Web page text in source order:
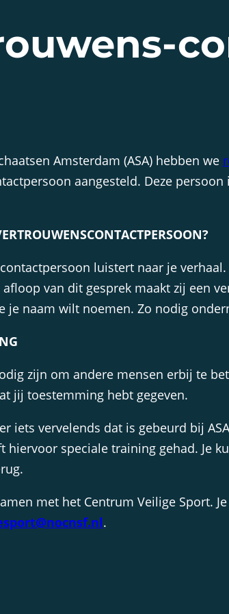
Amsterdam (ASA) hebben we
aangesteld. Deze
luistert naar je
van dit gesprek maakt zij een
je naam wilt noemen. Zo nodig
zijn om andere mensen erbij te
jij toestemming hebt gegeven.
iets vervelends dat is gebeurd bij
hiervoor speciale training gehad. Je
met het Centrum Veilige Sport.
.